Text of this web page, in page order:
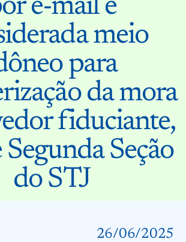
e-mail é
meio
para
da mora
fiduciante,
Seção
do STJ
26/06/2025